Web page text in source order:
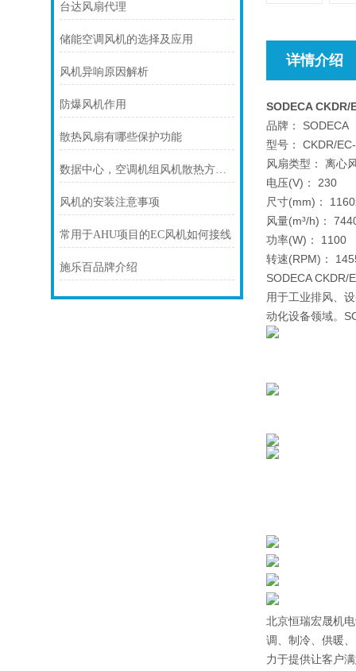
台达风扇代理
储能空调风机的选择及应用
风机异响原因解析
防爆风机作用
散热风扇有哪些保护功能
数据中心，空调机组风机散热方案！
风机的安装注意事项
常用于AHU项目的EC风机如何接线
施乐百品牌介绍
详情介绍
SODECA CKDR/
品牌： SODECA
型号： CKDR/
风扇类型： 离心
电压(V)： 230
尺寸(mm)：
风量(m³/h)：
功率(W)： 1100
转速(RPM)：
SODECA CKDR/
用于工业排风、
动化设备领域。
北京恒瑞宏晟机
调、制冷、供暖
力于提供让客户